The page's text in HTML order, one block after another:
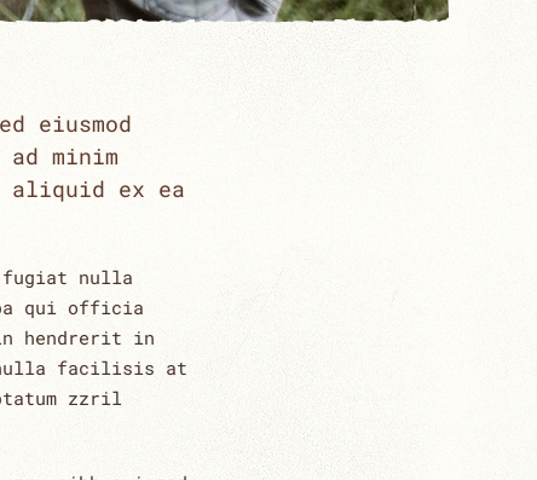
eiusmod
minim
aliquid ex ea
fugiat nulla
qui officia
hendrerit in
nulla facilisis at
zzril